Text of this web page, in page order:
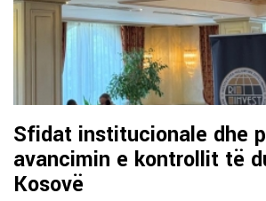
Sfidat institucionale dhe
avancimin e kontrollit të
Kosovë